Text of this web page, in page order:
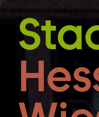
Zum